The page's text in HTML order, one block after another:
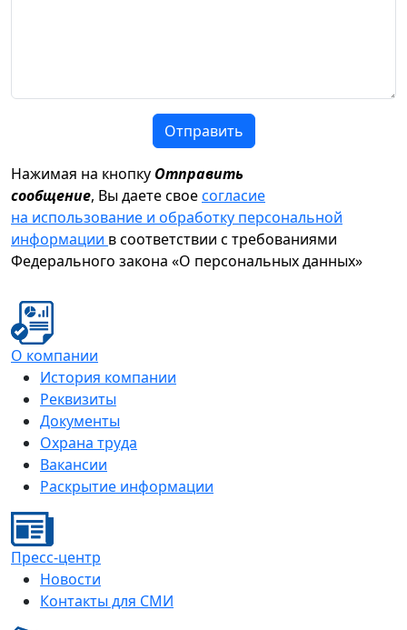
Отправить
Нажимая на кнопку Отправить
сообщение, Вы даете своесогласие
на использование и обработку персональной
информации в соответствии с требованиями
Федерального закона «О персональных данных»
О компании
История компании
Реквизиты
Документы
Охрана труда
Вакансии
Раскрытие информации
Пресс-центр
Новости
Контакты для СМИ